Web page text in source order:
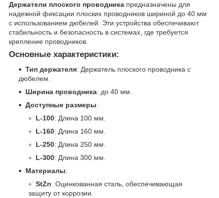
Держатели плоского проводника предназначены для
надежной фиксации плоских проводников шириной до 40 мм
с использованием дюбелей. Эти устройства обеспечивают
стабильность и безопасность в системах, где требуется
крепление проводников.
Основные характеристики:
Тип держателя: Держатель плоского проводника с
дюбелем.
Ширина проводника: до 40 мм.
Доступные размеры:
L-100: Длина 100 мм.
L-160: Длина 160 мм.
L-250: Длина 250 мм.
L-300: Длина 300 мм.
Материалы:
StZn: Оцинкованная сталь, обеспечивающая
защиту от коррозии.